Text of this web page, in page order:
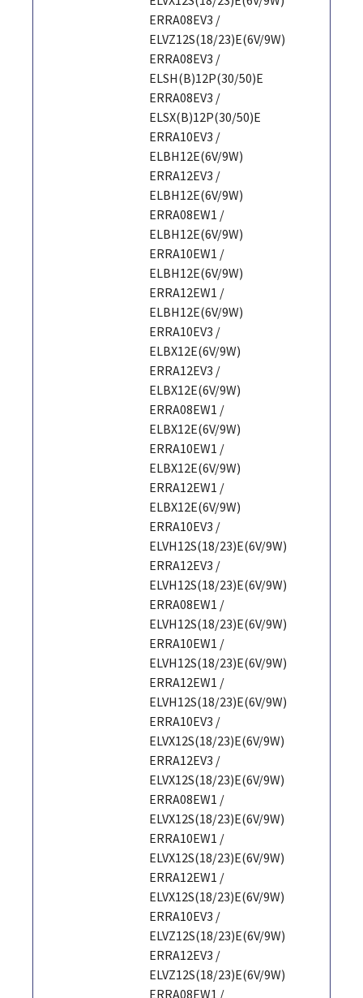
ERRA08EV3 /
ELVZ12S(18/23)E(6V/9W)
ERRA08EV3 /
ELSH(B)12P(30/50)E
ERRA08EV3 /
ELSX(B)12P(30/50)E
ERRA10EV3 /
ELBH12E(6V/9W)
ERRA12EV3 /
ELBH12E(6V/9W)
ERRA08EW1 /
ELBH12E(6V/9W)
ERRA10EW1 /
ELBH12E(6V/9W)
ERRA12EW1 /
ELBH12E(6V/9W)
ERRA10EV3 /
ELBX12E(6V/9W)
ERRA12EV3 /
ELBX12E(6V/9W)
ERRA08EW1 /
ELBX12E(6V/9W)
ERRA10EW1 /
ELBX12E(6V/9W)
ERRA12EW1 /
ELBX12E(6V/9W)
ERRA10EV3 /
ELVH12S(18/23)E(6V/9W)
ERRA12EV3 /
ELVH12S(18/23)E(6V/9W)
ERRA08EW1 /
ELVH12S(18/23)E(6V/9W)
ERRA10EW1 /
ELVH12S(18/23)E(6V/9W)
ERRA12EW1 /
ELVH12S(18/23)E(6V/9W)
ERRA10EV3 /
ELVX12S(18/23)E(6V/9W)
ERRA12EV3 /
ELVX12S(18/23)E(6V/9W)
ERRA08EW1 /
ELVX12S(18/23)E(6V/9W)
ERRA10EW1 /
ELVX12S(18/23)E(6V/9W)
ERRA12EW1 /
ELVX12S(18/23)E(6V/9W)
ERRA10EV3 /
ELVZ12S(18/23)E(6V/9W)
ERRA12EV3 /
ELVZ12S(18/23)E(6V/9W)
ERRA08EW1 /